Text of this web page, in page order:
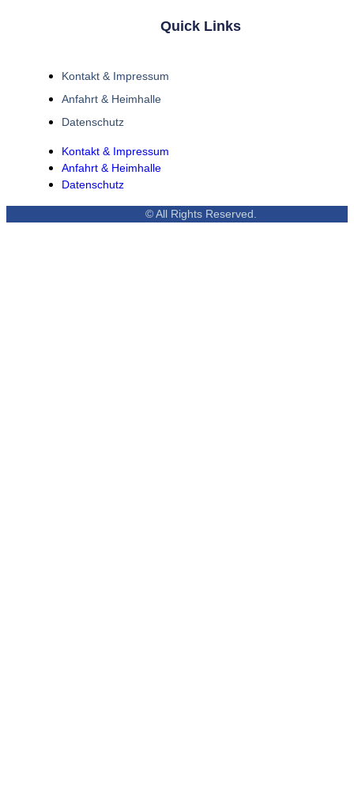
Quick Links
Kontakt & Impressum
Anfahrt & Heimhalle
Datenschutz
Kontakt & Impressum
Anfahrt & Heimhalle
Datenschutz
© All Rights Reserved.